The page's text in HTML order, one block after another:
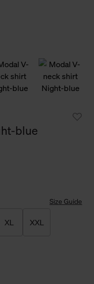
blue
Size Guide
XL XXL